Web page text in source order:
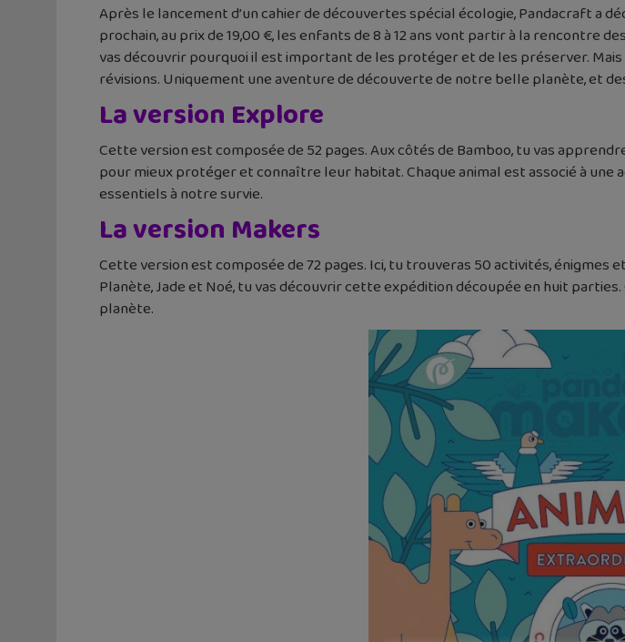
Après le lancement d’un cahier de découvertes spécial écologie, Pandacraft a
prochain, au prix de 19,00 €, les enfants de 8 à 12 ans vont partir à la rencontre
vas découvrir pourquoi il est important de les protéger et de les préserver. Mais
révisions. Uniquement une aventure de découverte de notre belle planète, et
La version Explore
Cette version est composée de 52 pages. Aux côtés de Bamboo, tu vas
pour mieux protéger et connaître leur habitat. Chaque animal est associé à une
essentiels à notre survie.
La version Makers
Cette version est composée de 72 pages. Ici, tu trouveras 50 activités, énigmes
Planète, Jade et Noé, tu vas découvrir cette expédition découpée en huit
planète.